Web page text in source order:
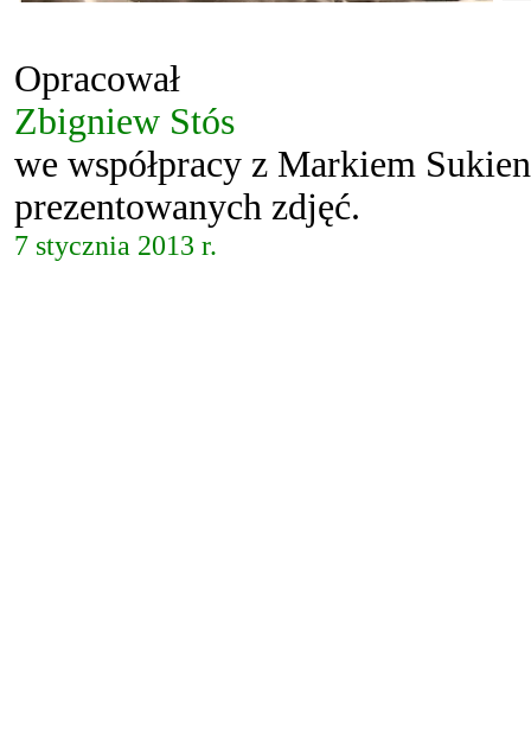
Opracował
Zbigniew Stós
we współpracy z Markiem
prezentowanych zdjęć.
7 stycznia 2013 r.